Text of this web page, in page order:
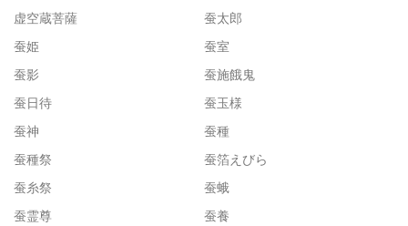
虚空蔵菩薩
蚕太郎
蚕姫
蚕室
蚕影
蚕施餓鬼
蚕日待
蚕玉様
蚕神
蚕種
蚕種祭
蚕箔えびら
蚕糸祭
蚕蛾
蚕霊尊
蚕養